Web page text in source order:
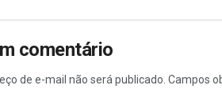
comentário
de e-mail não será publicado. Campos